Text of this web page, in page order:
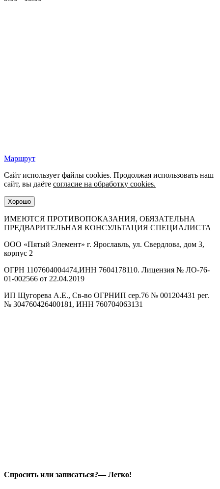
Маршрут
Сайт использует файлы cookies. Продолжая использовать наш
сайт, вы даёте cогласие на обработку cookies.
Хорошо
ИМЕЮТСЯ ПРОТИВОПОКАЗАНИЯ, ОБЯЗАТЕЛЬНА
ПРЕДВАРИТЕЛЬНАЯ КОНСУЛЬТАЦИЯ СПЕЦИАЛИСТА
ООО «Пятый Элемент» г. Ярославль, ул. Свердлова, дом 3,
корпус 2
ОГРН 1107604004474,ИНН 7604178110. Лицензия № ЛО-76-
01-002566 от 22.04.2019
ИП Щугорева А.Е., Св-во ОГРНИП сер.76 № 001204431 рег.
№ 304760426400181, ИНН 760704063131
Спросить или записаться?— Легко!